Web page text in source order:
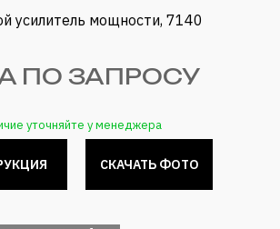
усилитель мощности, 7140
ПО ЗАПРОСУ
уточняйте у менеджера
СКАЧАТЬ ФОТО